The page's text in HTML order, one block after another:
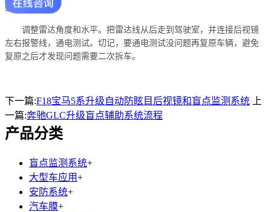
螺丝。
调整雷达角度和水平。把雷达线从后走到驾驶室，并连接后视镜
左右报警线，通电测试。切记，要通电测试没问题再复原车辆，避免
复原之后才发现问题需要二次拆车。
下一篇:F18宝马5系升级自动防眩目后视镜和盲点监测系统
上
一篇:奔驰GLC升级盲点辅助系统流程
产品分类
盲点监测系统+
大型车应用+
安防系统+
汽车膜+